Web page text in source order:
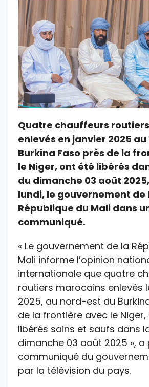
Quatre chauffeurs
enlevés en janvier 2025
Burkina Faso près de la
le Niger, ont été libérés
du dimanche 03 août
lundi, le gouvernement de
République du Mali dans
communiqué.
« Le gouvernement de la
Mali informe l’opinion
internationale que quatre
routiers marocains enlevés
2025, au nord-est du
de la frontière avec le
libérés sains et saufs dans
dimanche 03 août 2025 », a
communiqué du
par la télévision du pays.